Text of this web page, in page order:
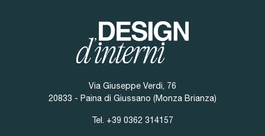
Via Giuseppe Verdi, 76
20833 - Paina di Giussano (Monza Brianza)
Tel. +39 0362 314157